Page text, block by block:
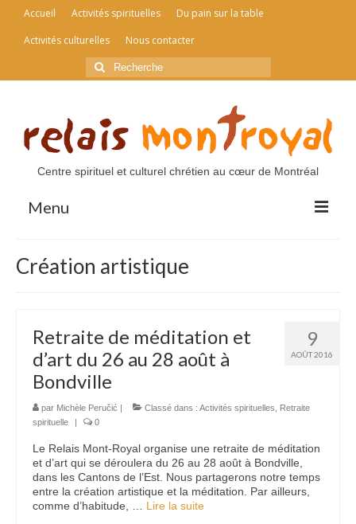
Accueil Activités spirituelles
Du pain sur la table
Activités culturelles
Nous contacter
Rechercher
:
Centre spirituel et culturel chrétien au cœur de Montréal
Menu
Nous contacter
Création artistique
9
AOÛT 2016
Retraite de méditation et
d’art du 26 au 28 août à
Bondville
par Michèle Peručić | Classé dans : Activités spirituelles
Retraite
spirituelle
| 0
Le Relais Mont-Royal organise une retraite de méditation
et d’art qui se déroulera du 26 au 28 août à Bondville,
dans les Cantons de l’Est. Nous partagerons notre temps
entre la création artistique et la méditation. Par ailleurs,
comme d’habitude, … Lire la suite­­